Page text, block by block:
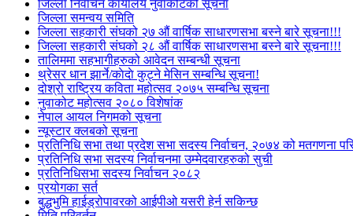
जिल्ला निर्वाचन कार्यालय नुवाकोटको सूचना
जिल्ला समन्वय समिति
जिल्ला सहकारी संघको २७ औं वार्षिक साधारणसभा बस्ने बारे सूचना!!!
जिल्ला सहकारी संघको २८ औं वार्षिक साधारणसभा बस्ने बारे सूचना!!!
तालिममा सहभागीहरुको आवेदन सम्बन्धी सूचना
थ्रेसर धान झार्ने/काेदाे कुट्ने मेसिन सम्बन्धि सूचना!
दोश्रो राष्ट्रिय कविता महोत्सव २०७५ सम्बन्धि सूचना
नुवाकोट महोत्सव २०८० विशेषांक
नेपाल आयल निगमको सूचना
न्यूस्टार क्लबको सूचना
प्रतिनिधि सभा तथा प्रदेश सभा सदस्य निर्वाचन, २०७४ को मतगणना
प्रतिनिधि सभा सदस्य निर्वाचनमा उम्मेदवारहरुको सुची
प्रतिनिधिसभा सदस्य निर्वाचन २०८२
प्रयोगका सर्त
बुद्धभुमि हाईड्रोपावरको आईपीओ यसरी हेर्न सकिन्छ